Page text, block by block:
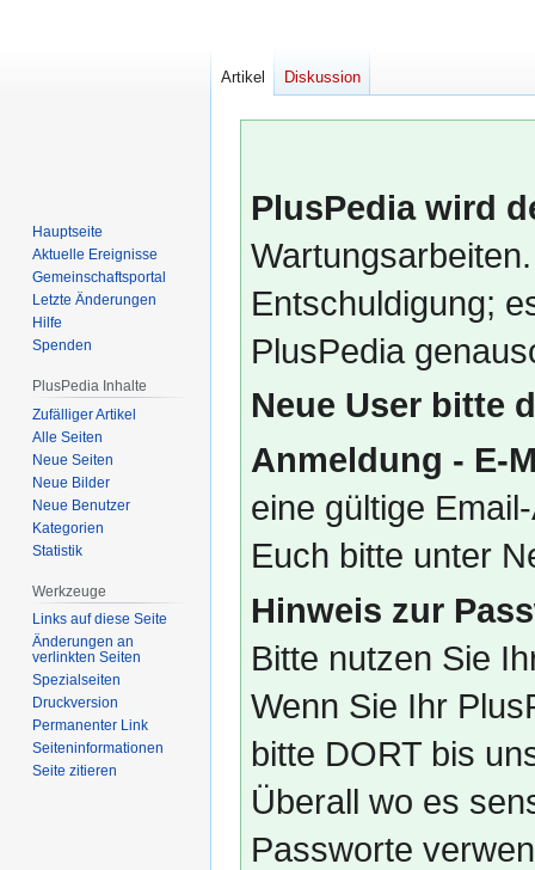
PlusPedia wird
Entschuldigung;
PlusPedia
Neue User bitte
Anmeldung - E-
eine gültige
Euch bitte unter
Hinweis zur
Bitte nutzen Sie
Wenn Sie Ihr
bitte DORT bis
Überall wo es
Passworte
Artikel Diskussion
Hauptseite
Aktuelle Ereignisse
Gemeinschafts­portal
Letzte Änderungen
Hilfe
Spenden
PlusPedia Inhalte
Zufälliger Artikel
Alle Seiten
Neue Seiten
Neue Bilder
Neue Benutzer
Kategorien
Statistik
Werkzeuge
Links auf diese Seite
Änderungen an
verlinkten Seiten
Spezialseiten
Druckversion
Permanenter Link
Seiten­­informationen
Seite zitieren